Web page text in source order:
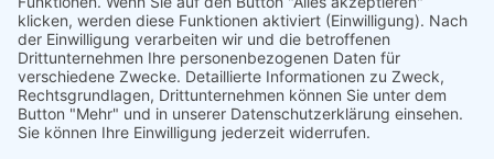
September 2014
August 2014
Juni 2014
März 2014